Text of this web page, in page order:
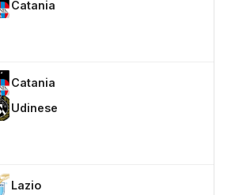
Catania
Catania
Udinese
Lazio